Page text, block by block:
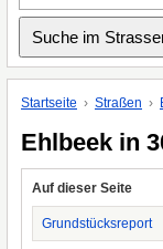
Startseite Straßen
Ehlbeek in
Auf dieser Seite
Grundstücksreport